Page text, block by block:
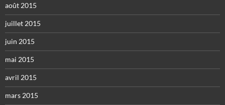
août 2015
juillet 2015
juin 2015
mai 2015
avril 2015
mars 2015